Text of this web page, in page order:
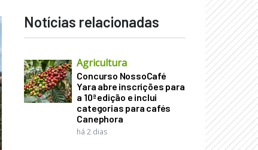
Notícias relacionadas
Agricultura
Concurso NossoCafé
Yara abre inscrições para
a 10ª edição e inclui
categorias para cafés
Canephora
há 2 dias